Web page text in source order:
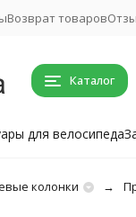
Возврат товаров
Каталог
для велосипеда
колонки